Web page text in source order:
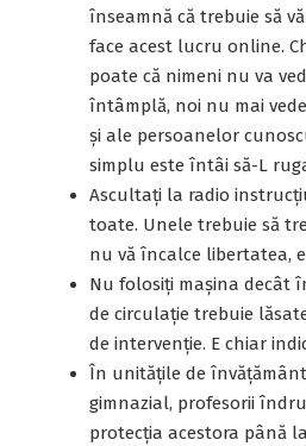
înseamnă că trebuie să
face acest lucru online.
poate că nimeni nu va
întâmplă, noi nu mai
și ale persoanelor
simplu este întâi să-L
Ascultaţi la radio
toate. Unele trebuie să
nu vă încalce libertatea,
Nu folosiţi maşina decât
de circulaţie trebuie
de intervenţie. E chiar
În unităţile de
gimnazial, profesorii
protecţia acestora până